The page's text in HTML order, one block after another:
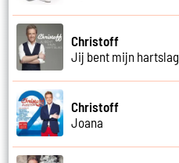
Christoff
Jij bent mijn hartslag
Christoff
Joana